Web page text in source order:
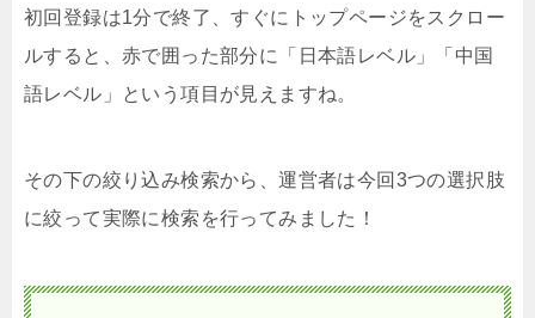
初回登録は1分で終了、すぐにトップページをスクロー
ルすると、赤で囲った部分に「日本語レベル」「中国
語レベル」という項目が見えますね。
その下の絞り込み検索から、運営者は今回3つの選択肢
に絞って実際に検索を行ってみました！